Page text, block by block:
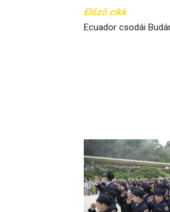
Előző cikk
Ecuador csodái